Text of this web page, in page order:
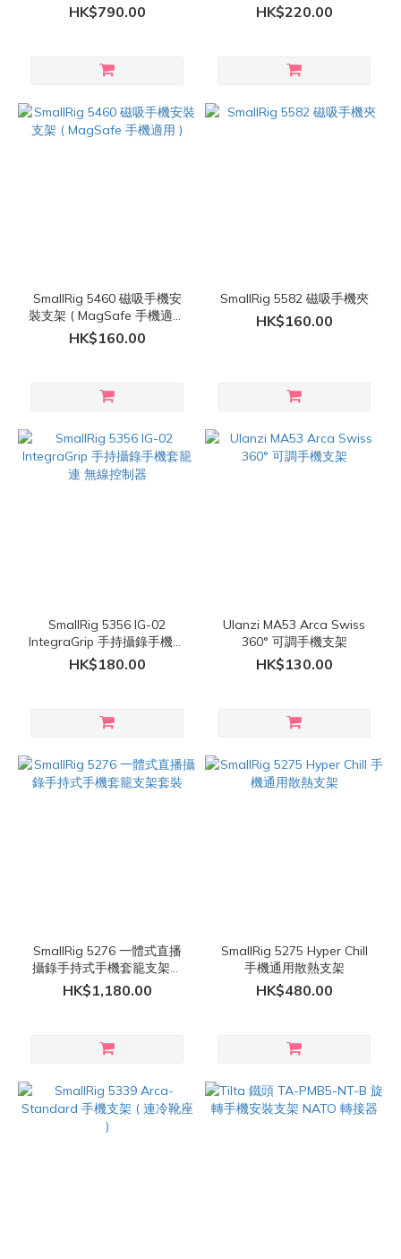
Pro / iPhone 17 Pro Max 適
HK$790.00 HK$220.00
SmallRig 5460 磁吸手機安
裝支架 ( MagSafe 手機適用
)
HK$160.00
SmallRig 5582 磁吸手機夾
HK$160.00
SmallRig 5356 IG-02
IntegraGrip 手持攝錄手機套
籠 連 無線控制器
HK$180.00
Ulanzi MA53 Arca Swiss
360° 可調手機支架
HK$130.00
SmallRig 5276 一體式直播
攝錄手持式手機套籠支架套
裝
HK$1,180.00
SmallRig 5275 Hyper Chill
手機通用散熱支架
HK$480.00